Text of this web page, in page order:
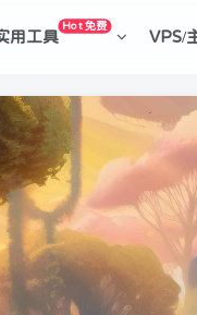
用工具
Hot 免费
VPS/